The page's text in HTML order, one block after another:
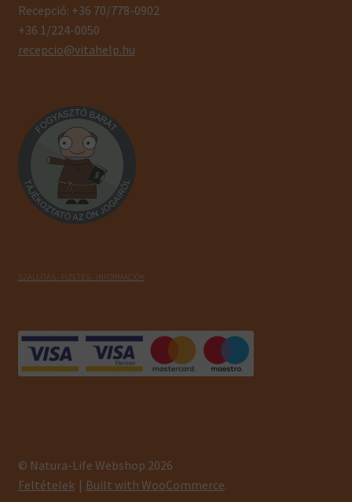
Recepció: +36 70/778-0902
+36 1/224-0050
recepcio@vitahelp.hu
SZÁLLÍTÁS - FIZETÉS - INFORMÁCIÓK
© Natura-Life Webshop 2026
Feltételek
Built with WooCommerce.